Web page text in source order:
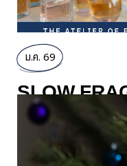
ม.ค. 69
SLOW
น้ำหอมที่